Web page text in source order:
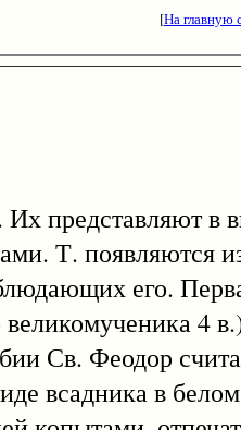
[На главную
в
Т. появляются
его.
4
Св. Феодор
всадника в